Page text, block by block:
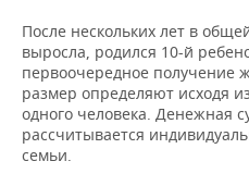
После нескольких лет в
выросла, родился 10-й
первоочередное получение
размер определяют исходя
одного человека. Денежная
рассчитывается
семьи.